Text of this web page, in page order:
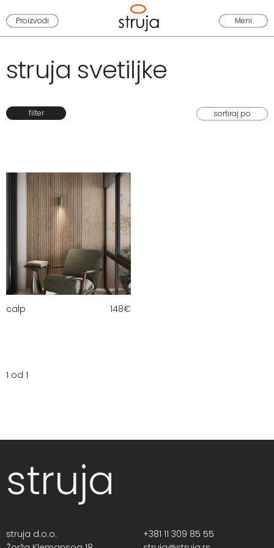
Proizvodi Meni
struja svetiljke
filter
calp 148€
1 od 1
struja
struja d.o.o.
+381 11 309 85 55